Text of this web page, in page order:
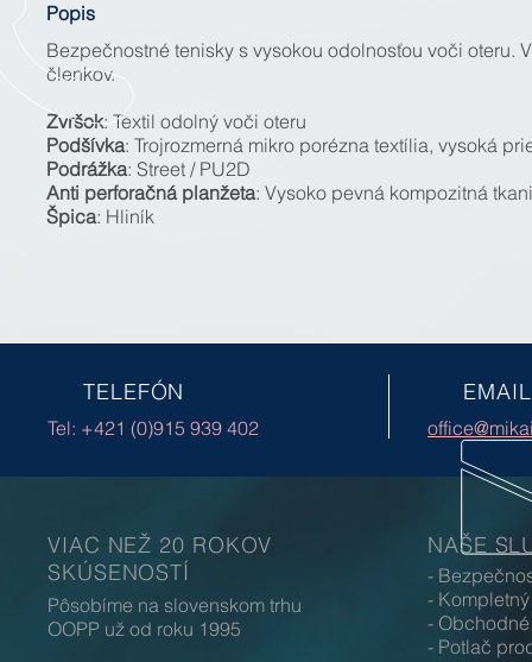
Popis
Bezpečnostné tenisky s vysokou odolnosťou voči oteru.
členkov.
Zvršok: Textil odolný voči oteru
Podšívka: Trojrozmerná mikro porézna textília, vysoká
Podrážka: Street / PU2D
Anti perforačná planžeta: Vysoko pevná kompozitná
Špica: Hliník
TELEFÓN
Tel: +421 (0)915 939 402
EMAIL
VIAC NEŽ 20 ROKOV
SKÚSENOSTÍ
Pôsobíme na slovenskom trhu
OOPP už od roku 1995
NAŠE
-
-
-
- Potlač